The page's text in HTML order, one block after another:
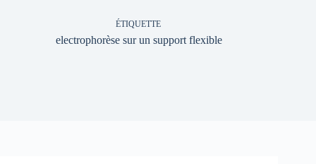
ÉTIQUETTE
electrophorèse sur un support flexible